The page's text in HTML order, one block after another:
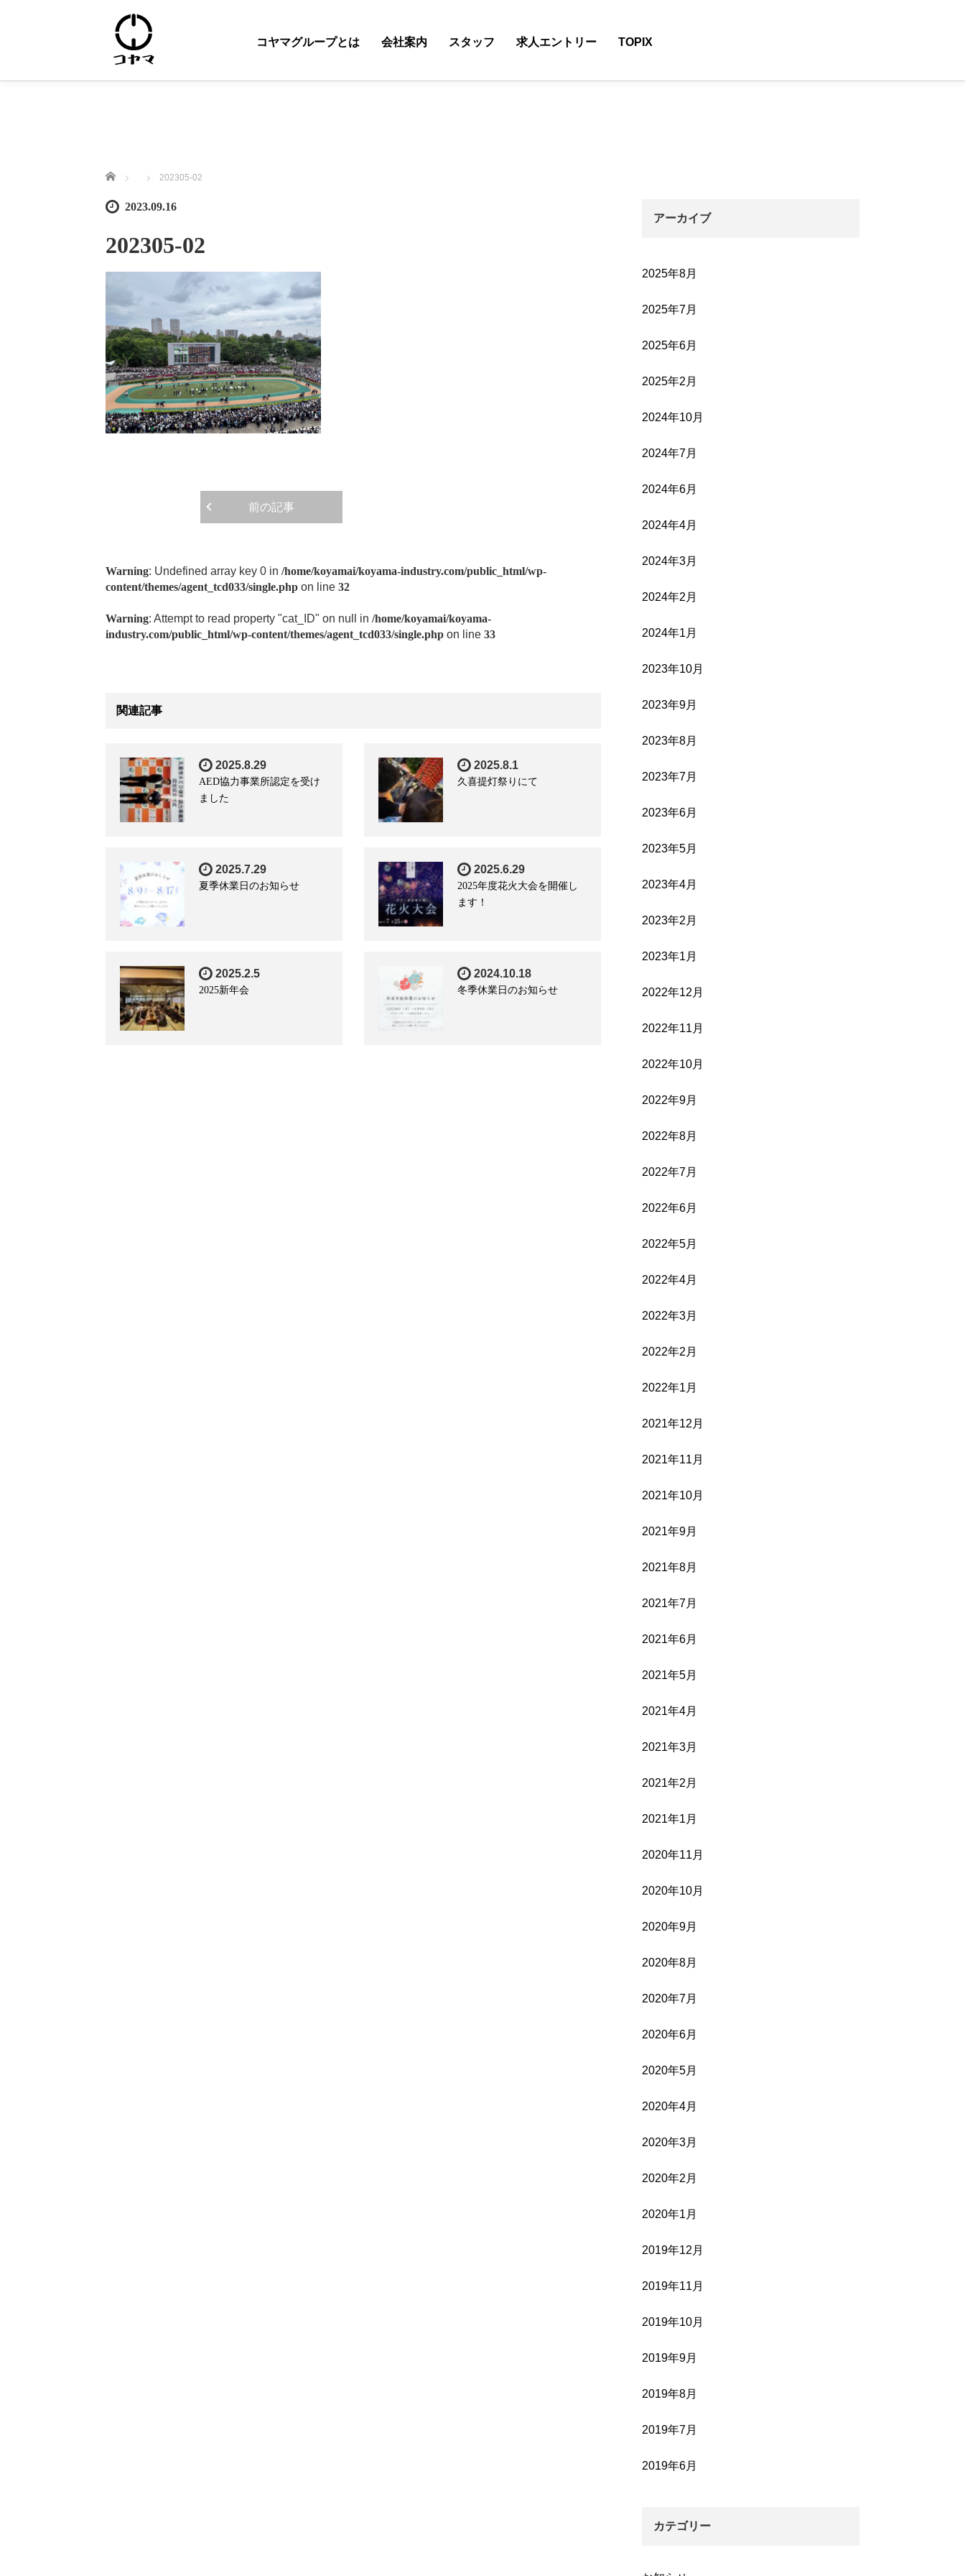
コヤマグループとは 会社案内 スタッフ 求人エントリー TOPIX
ホーム 202305-02
2023.09.16
202305-02
前の記事
Warning: Undefined array key 0 in /home/koyamai/koyama-industry.com/public_html/wp-
content/themes/agent_tcd033/single.php on line 32
Warning: Attempt to read property "cat_ID" on null in /home/koyamai/koyama-
industry.com/public_html/wp-content/themes/agent_tcd033/single.php on line 33
関連記事
2025.8.29
AED協力事業所認定を受け
ました
2025.8.1
久喜提灯祭りにて
2025.7.29
夏季休業日のお知らせ
2025.6.29
2025年度花火大会を開催し
ます！
2025.2.5
2025新年会
2024.10.18
冬季休業日のお知らせ
アーカイブ
2025年8月
2025年7月
2025年6月
2025年2月
2024年10月
2024年7月
2024年6月
2024年4月
2024年3月
2024年2月
2024年1月
2023年10月
2023年9月
2023年8月
2023年7月
2023年6月
2023年5月
2023年4月
2023年2月
2023年1月
2022年12月
2022年11月
2022年10月
2022年9月
2022年8月
2022年7月
2022年6月
2022年5月
2022年4月
2022年3月
2022年2月
2022年1月
2021年12月
2021年11月
2021年10月
2021年9月
2021年8月
2021年7月
2021年6月
2021年5月
2021年4月
2021年3月
2021年2月
2021年1月
2020年11月
2020年10月
2020年9月
2020年8月
2020年7月
2020年6月
2020年5月
2020年4月
2020年3月
2020年2月
2020年1月
2019年12月
2019年11月
2019年10月
2019年9月
2019年8月
2019年7月
2019年6月
カテゴリー